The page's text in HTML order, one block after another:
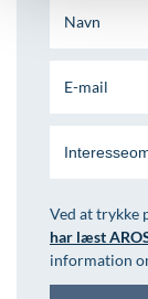
har læst
information